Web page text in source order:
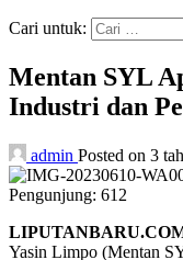
Cari untuk:
Mentan SYL
Industri dan
admin Posted on 3
Pengunjung: 612
Yasin Limpo (Mentan